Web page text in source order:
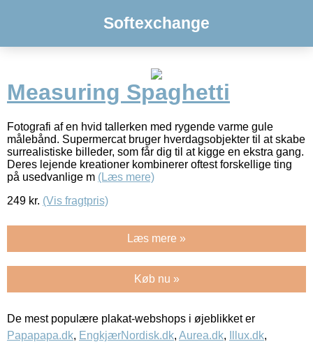
Softexchange
Measuring Spaghetti
Fotografi af en hvid tallerken med rygende varme gule
målebånd. Supermercat bruger hverdagsobjekter til at skabe
surrealistiske billeder, som får dig til at kigge en ekstra gang.
Deres lejende kreationer kombinerer oftest forskellige ting
på usedvanlige m (Læs mere)
249 kr. (Vis fragtpris)
Læs mere »
Køb nu »
De mest populære plakat-webshops i øjeblikket er
Papapapa.dk, EngkjærNordisk.dk, Aurea.dk, Illux.dk,